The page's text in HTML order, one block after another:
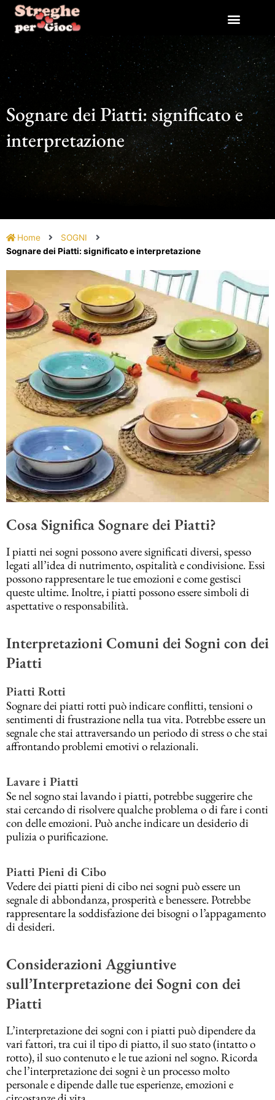
contenuto
Sognare dei Piatti: significato e
interpretazione
Home
SOGNI
Sognare dei Piatti: significato e interpretazione
Cosa Significa Sognare dei Piatti?
I piatti nei sogni possono avere significati diversi, spesso
legati all’idea di nutrimento, ospitalità e condivisione. Essi
possono rappresentare le tue emozioni e come gestisci
queste ultime. Inoltre, i piatti possono essere simboli di
aspettative o responsabilità.
Interpretazioni Comuni dei Sogni con dei
Piatti
Piatti Rotti
Sognare dei piatti rotti può indicare conflitti, tensioni o
sentimenti di frustrazione nella tua vita. Potrebbe essere un
segnale che stai attraversando un periodo di stress o che stai
affrontando problemi emotivi o relazionali.
Lavare i Piatti
Se nel sogno stai lavando i piatti, potrebbe suggerire che
stai cercando di risolvere qualche problema o di fare i conti
con delle emozioni. Può anche indicare un desiderio di
pulizia o purificazione.
Piatti Pieni di Cibo
Vedere dei piatti pieni di cibo nei sogni può essere un
segnale di abbondanza, prosperità e benessere. Potrebbe
rappresentare la soddisfazione dei bisogni o l’appagamento
di desideri.
Considerazioni Aggiuntive
sull’Interpretazione dei Sogni con dei
Piatti
L’interpretazione dei sogni con i piatti può dipendere da
vari fattori, tra cui il tipo di piatto, il suo stato (intatto o
rotto), il suo contenuto e le tue azioni nel sogno. Ricorda
che l’interpretazione dei sogni è un processo molto
personale e dipende dalle tue esperienze, emozioni e